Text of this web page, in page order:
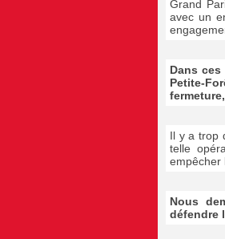
Grand
avec un
Dans
Petite-
Il y a trop
telle
empêcher
Nous
défendre